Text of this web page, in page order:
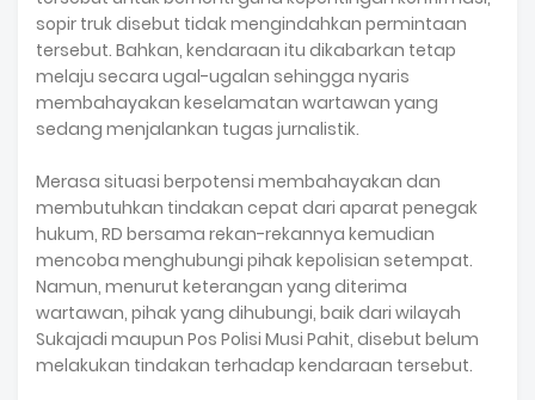
sopir truk disebut tidak mengindahkan permintaan
tersebut. Bahkan, kendaraan itu dikabarkan tetap
melaju secara ugal-ugalan sehingga nyaris
membahayakan keselamatan wartawan yang
sedang menjalankan tugas jurnalistik.
Merasa situasi berpotensi membahayakan dan
membutuhkan tindakan cepat dari aparat penegak
hukum, RD bersama rekan-rekannya kemudian
mencoba menghubungi pihak kepolisian setempat.
Namun, menurut keterangan yang diterima
wartawan, pihak yang dihubungi, baik dari wilayah
Sukajadi maupun Pos Polisi Musi Pahit, disebut belum
melakukan tindakan terhadap kendaraan tersebut.